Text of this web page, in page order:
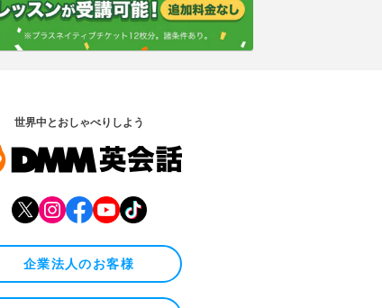
世界中とおしゃべりしよう
企業法人のお客様